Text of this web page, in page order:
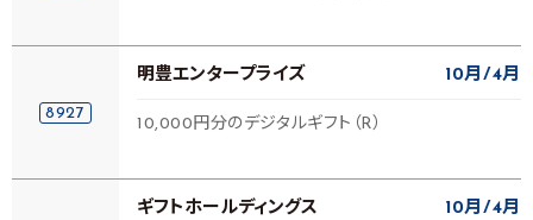
8927
明豊エンタープライズ 10月 4月
10,000円分のデジタルギフト（R）
ギフトホールディングス 10月 4月